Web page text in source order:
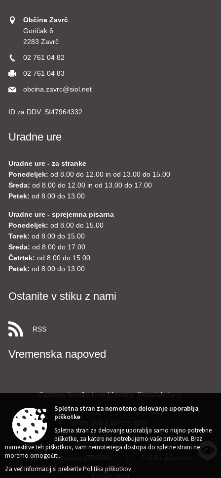
Občina Zavrč
Goričak 6
2283 Zavrč
02 761 04 82
02 761 04 83
obcina.zavrc@siol.net
ID za DDV: SI47964332
Uradne ure
Uradne ure - za stranke
Ponedeljek: od 8.00 do 12.00 in od 13.00 do 15.00
Sreda: od 8.00 do 12.00 in od 13.00 do 17.00
Petek: od 8.00 do 13.00
Uradne ure - sprejemna pisarna
Ponedeljek: od 8.00 do 15.00
Torek: od 8.00 do 15.00
Sreda: od 8.00 do 17.00
Četrtek: od 8.00 do 15.00
Petek: od 8.00 do 13.00
Ostanite v stiku z nami
RSS
Vremenska napoved
Zasnova, izvedba in vzdrževanje: Sigmateh d.o.o.
Center za varstvo osebnih podatkov |
Izjava o dostopnosti (ZDSMA)
Spletna stran za nemoteno delovanje uporablja
piškotke
Spletna stran za delovanje uporablja samo nujno potrebne
piškotke, za katere ne potrebujemo vaše privolitve. Brez
namestitve teh piškotkov, vam nemotenega dostopa do spletne strani ne
moremo omogočiti.
Za več informacij si preberitePolitika piškotkov.